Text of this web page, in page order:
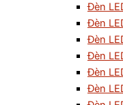
Đèn
Đèn
Đèn
Đèn
Đèn
Đèn